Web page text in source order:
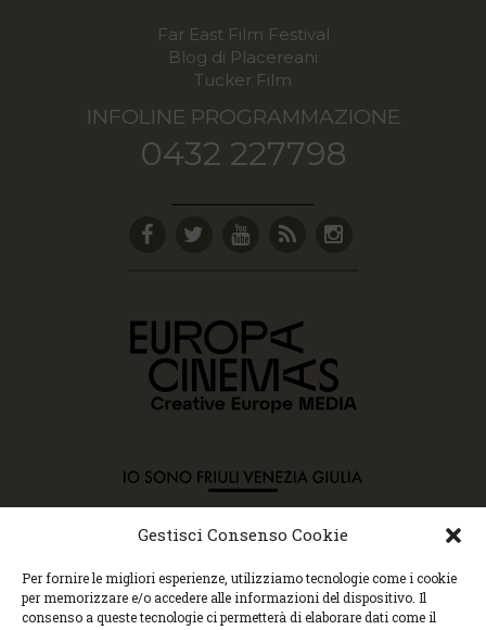
Gestisci Consenso Cookie
Per fornire le migliori esperienze, utilizziamo tecnologie come i cookie
per memorizzare e/o accedere alle informazioni del dispositivo. Il
consenso a queste tecnologie ci permetterà di elaborare dati come il
Far East Film Festival
Blog di Placereani
Tucker Film
INFOLINE PROGRAMMAZIONE
0432 227798
Copyright © 2015 Cec, Tutti i diritti riservati. Nessun
contenuto può essere copiato o manipolato. Accedendo al
sito approvi la Policy sulla privacy e la Policy sui